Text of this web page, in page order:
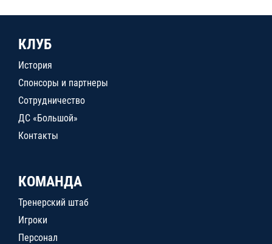
КЛУБ
История
Спонсоры и партнеры
Сотрудничество
ДС «Большой»
Контакты
КОМАНДА
Тренерский штаб
Игроки
Персонал